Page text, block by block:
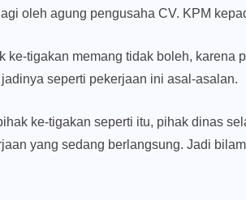
oleh agung pengusaha CV. KPM
ke-tigakan memang tidak boleh, karena
seperti pekerjaan ini asal-asalan.
ke-tigakan seperti itu, pihak dinas
yang sedang berlangsung. Jadi